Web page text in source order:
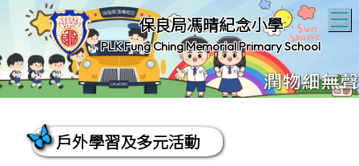
保良局馮晴紀念小學
PLK Fung Ching Memorial Primary School
戶外學習及多元活動